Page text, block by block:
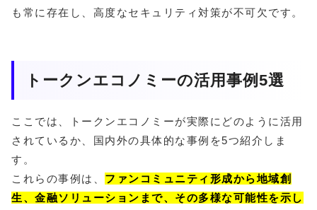
も常に存在し、高度なセキュリティ対策が不可欠です。
トークンエコノミーの活用事例5選
ここでは、トークンエコノミーが実際にどのように活用
されているか、国内外の具体的な事例を5つ紹介しま
す。
これらの事例は、 ファンコミュニティ形成から地域創
生、金融ソリューションまで、その多様な可能性を示し